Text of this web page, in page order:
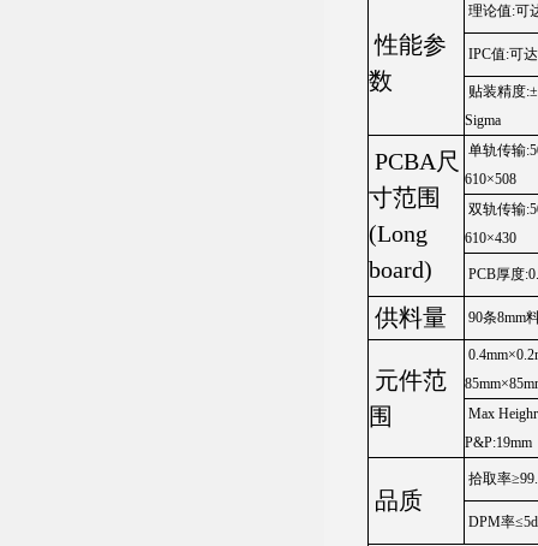
性能参
数
理论值:可
IPC值:可
贴装精度
Sigma
PCBA尺
寸范围
(Long
board)
单轨传输
610×508
双轨传输
610×430
PCB厚度
供料量 90条8mm
元件范
围
Max
P&P:19mm
品质
拾取率
DPM率